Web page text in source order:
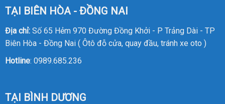
TẠI BIÊN HÒA - ĐỒNG NAI
Địa chỉ:Số 65 Hẻm 970 Đường Đồng Khởi - P Trảng Dài - TP
Biên Hòa - Đồng Nai ( Ôtô đỗ cửa, quay đầu, tránh xe oto )
Hotline: 0989.685.236
TẠI BÌNH DƯƠNG